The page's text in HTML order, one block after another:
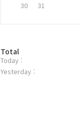
30
31
방
문
자
Total
Today :
Yesterday :